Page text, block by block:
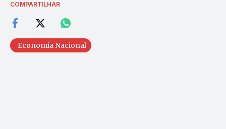
COMPARTILHAR
Economia Nacional